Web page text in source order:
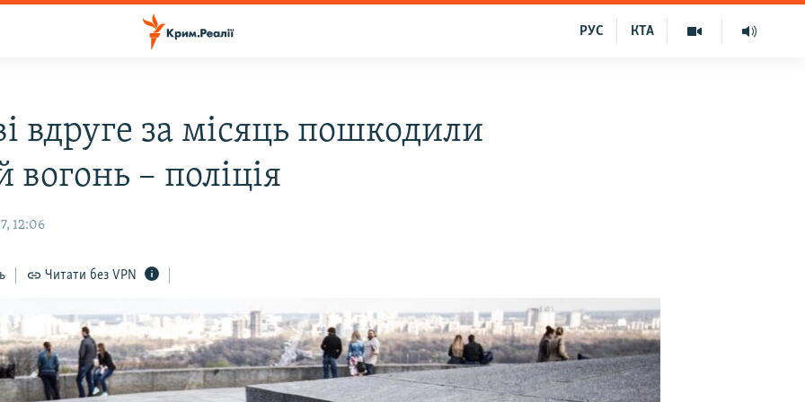
КТА
РУС
вдруге за місяць пошкодили
вогонь – поліція
12:06
Читати без VPN